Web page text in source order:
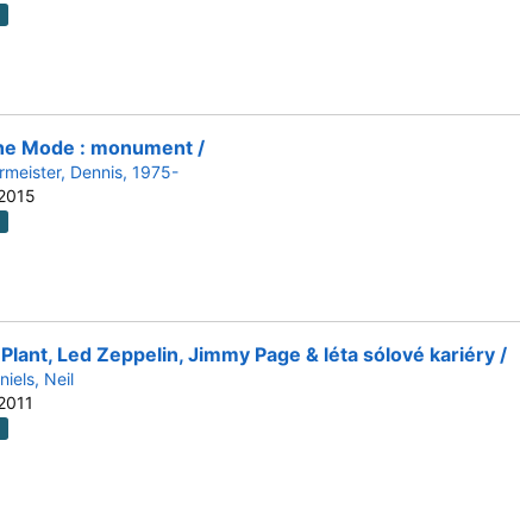
Mode : monument /
Dennis, 1975-
Led Zeppelin, Jimmy Page & léta sólové kariéry /
Neil